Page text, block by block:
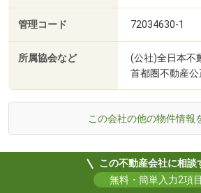
管理コード 72034630-1
所属協会など
(公社)全日本不
首都圏不動産
この会社の他の物件情報
この不動産会社に相談
無料・簡単入力2項目